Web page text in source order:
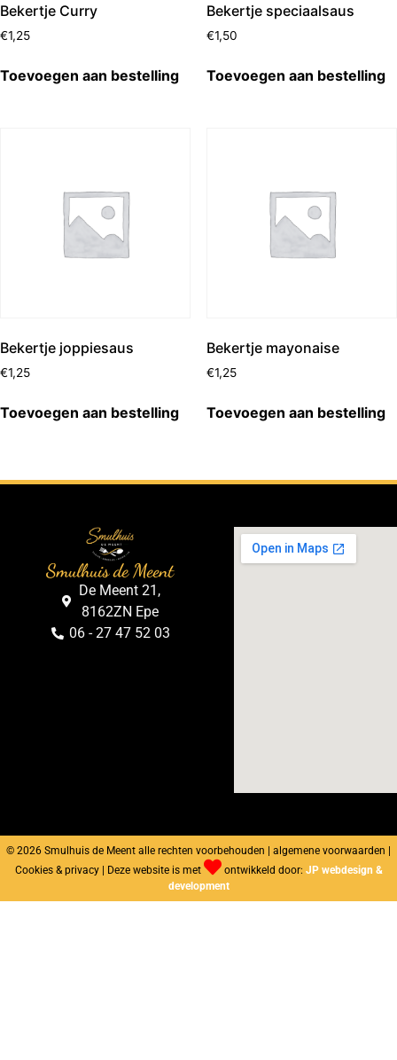
Bekertje Curry
€1,25
Toevoegen aan bestelling
Bekertje speciaalsaus
€1,50
Toevoegen aan bestelling
Bekertje joppiesaus
€1,25
Toevoegen aan bestelling
Bekertje mayonaise
€1,25
Toevoegen aan bestelling
Smulhuis de Meent
De Meent 21,
8162ZN Epe
06 - 27 47 52 03
© 2026 Smulhuis de Meent alle rechten voorbehouden | algemene voorwaarden |
Cookies & privacy | Deze website is met
ontwikkeld door: JP webdesign &
development